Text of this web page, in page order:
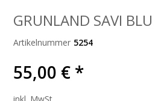
GRUNLAND SAVI BLU
Artikelnummer 5254
55,00 € *